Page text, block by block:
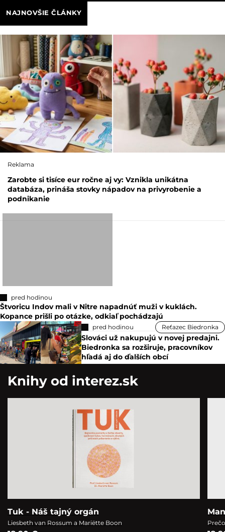
NAJNOVŠIE ČLÁNKY
Reklama
Zarobte si tisíce eur ročne aj vy: Vznikla unikátna
databáza, prináša stovky nápadov na privyrobenie a
podnikanie
pred hodinou
Štvoricu Indov mali v Nitre napadnúť muži v kuklách.
Kopance prišli po otázke, odkiaľ pochádzajú
pred hodinou Reťazec Biedronka
Slováci už nakupujú v novej predajni.
Biedronka sa rozširuje, pracovníkov
hľadá aj do ďalších obcí
Knihy od interez.sk
Tuk - Náš tajný orgán
Liesbeth van Rossum a Mariëtte Boon